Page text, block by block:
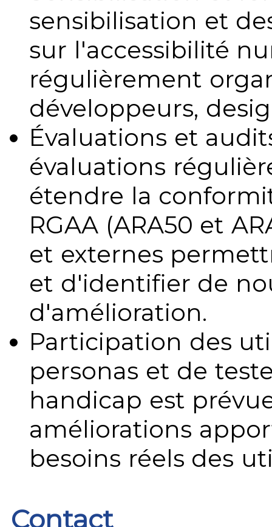
sensibilisation et
sur l'accessibilité
régulièrement
développeurs,
Évaluations et
évaluations
étendre la
RGAA (ARA50 et
et externes
et d'identifier de
d'amélioration.
Participation des
personas et de
handicap est
améliorations
besoins réels des
Contact